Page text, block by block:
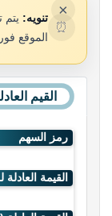
×
⏰
تنويه: يتم
الموقع
القيم